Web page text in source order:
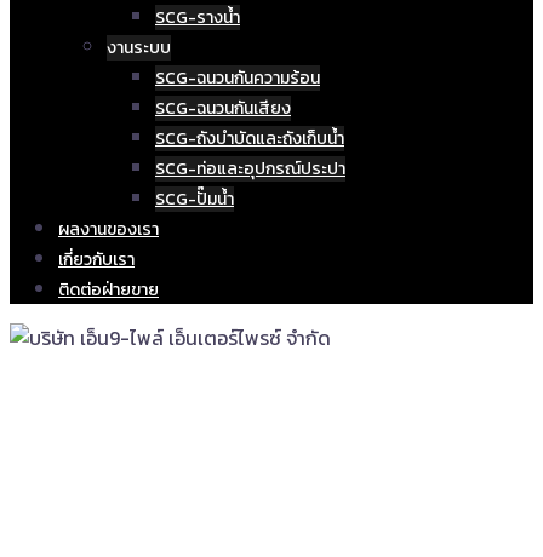
SCG-รางน้ำ
งานระบบ
SCG-ฉนวนกันความร้อน
SCG-ฉนวนกันเสียง
SCG-ถังบำบัดและถังเก็บน้ำ
SCG-ท่อและอุปกรณ์ประปา
SCG-ปั๊มน้ำ
ผลงานของเรา
เกี่ยวกับเรา
ติดต่อฝ่ายขาย